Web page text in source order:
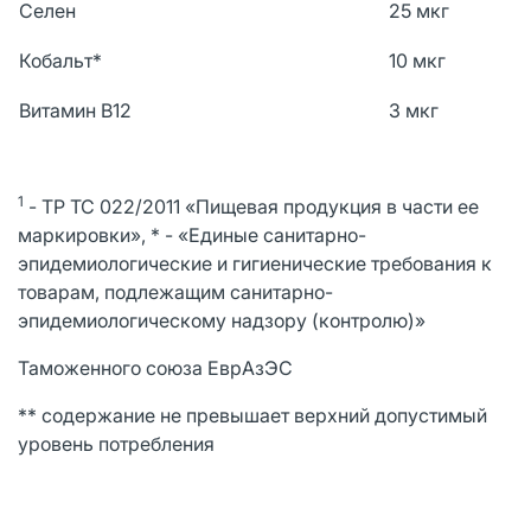
Селен 25 мкг
Кобальт* 10 мкг
Витамин В12 3 мкг
1 - ТР ТС 022/2011 «Пищевая продукция в части ее
маркировки», * - «Единые санитарно-
эпидемиологические и гигиенические требования к
товарам, подлежащим санитарно-
эпидемиологическому надзору (контролю)»
Таможенного союза ЕврАзЭС
** содержание не превышает верхний допустимый
уровень потребления